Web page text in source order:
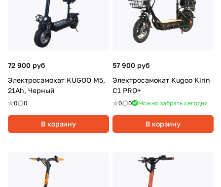
72 900 руб
Электросамокат KUGOO M5,
21Ah, Черный
0 0
В корзину
57 900 руб
Электросамокат Kugoo Kirin
C1 PRO+
0 0 Можно забрать сегодня
В корзину